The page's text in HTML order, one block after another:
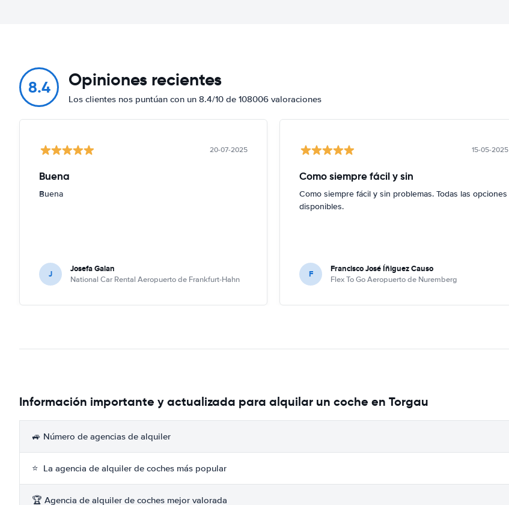
8.4 Opiniones recientes
Los clientes nos puntúan con un 8.4/10 de 108006 valoraciones
20-07-2025
Buena
Buena
J Josefa Galan
National Car Rental Aeropuerto de Frankfurt-Hahn
15-05-2025
Como siempre fácil y sin
Como siempre fácil y sin problemas. Todas las opciones
disponibles.
F Francisco José Íñiguez Causo
Flex To Go Aeropuerto de Nuremberg
Información importante y actualizada para alquilar un coche en Torgau
🚙 Número de agencias de alquiler
⭐ La agencia de alquiler de coches más popular
🏆 Agencia de alquiler de coches mejor valorada